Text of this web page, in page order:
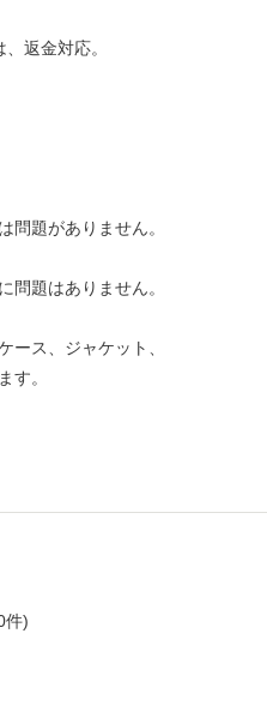
返金対応。
題がありません。
題はありません。
ス、ジャケット、
。
件)